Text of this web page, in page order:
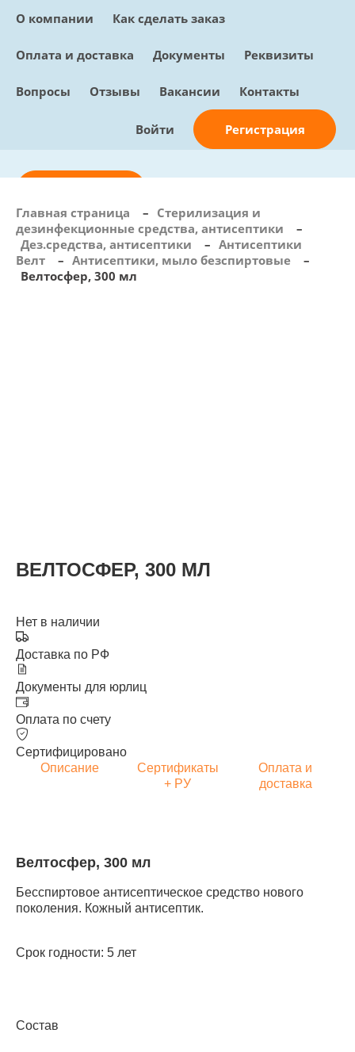
О компании Как сделать заказ
Оплата и доставка Документы Реквизиты
Вопросы Отзывы Вакансии Контакты
Войти Регистрация
info@sunmed.ru
Пн – Пт: с 10:00 - 18:00
+7 (495) 730-90-25
Главная страница – Стерилизация и
дезинфекционные средства, антисептики
–
Дез.средства, антисептики
– Антисептики
Велт
– Антисептики, мыло безспиртовые
–
Велтосфер, 300 мл
ВЕЛТОСФЕР, 300 МЛ
Нет в наличии
Доставка по РФ
Документы для юрлиц
Оплата по счету
Сертифицировано
Описание
Сертификаты
+ РУ
Оплата и
доставка
Велтосфер, 300 мл
Бесспиртовое антисептическое средство нового
поколения. Кожный антисептик.
Срок годности: 5 лет
Состав